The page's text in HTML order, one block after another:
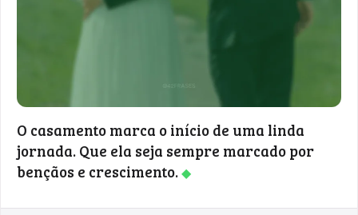
O casamento marca o início de uma linda
jornada. Que ela seja sempre marcado por
bençãos e crescimento.◆